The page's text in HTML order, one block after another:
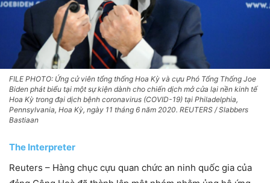
FILE PHOTO: Ứng cử viên tổng thống Hoa Kỳ và cựu Phó Tổng Thống Joe
Biden phát biểu tại một sự kiện dành cho chiến dịch mở cửa lại nền kinh tế
Hoa Kỳ trong đại dịch bệnh coronavirus (COVID-19) tại Philadelphia,
Pennsylvania, Hoa Kỳ, ngày 11 tháng 6 năm 2020. REUTERS / Slabbers
Bastiaan
The Interpreter
Reuters – Hàng chục cựu quan chức an ninh quốc gia của